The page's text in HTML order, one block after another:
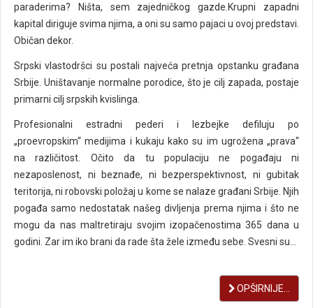
paraderima? Ništa, sem zajedničkog gazde.Krupni zapadni
kapital diriguje svima njima, a oni su samo pajaci u ovoj predstavi.
Običan dekor.
Srpski vlastodršci su postali najveća pretnja opstanku građana
Srbije. Uništavanje normalne porodice, što je cilj zapada, postaje
primarni cilj srpskih kvislinga.
Profesionalni estradni pederi i lezbejke defiluju po
„proevropskim“ medijima i kukaju kako su im ugrožena „prava“
na različitost. Očito da tu populaciju ne pogađaju ni
nezaposlenost, ni beznađe, ni bezperspektivnost, ni gubitak
teritorija, ni robovski položaj u kome se nalaze građani Srbije. Njih
pogađa samo nedostatak našeg divljenja prema njima i što ne
mogu da nas maltretiraju svojim izopačenostima 365 dana u
godini. Zar im iko brani da rade šta žele između sebe. Svesni su...
OPŠIRNIJE...